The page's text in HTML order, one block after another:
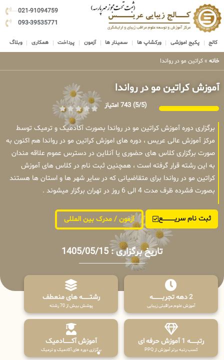
021-91094759
093-39535771
کالج پکیج اموزشی ورکشاپ ها سمینار ها آزمون پرداخت همکاری وبلاگ
خانه » کراتین مو در رواندا
آموزش کراتین مو در رواندا
(5/5) 743 امتیاز
برگزاری دوره آموزش کراتین مو در رواندا بصورت آکادمیک و ترمیک توسط
مرکز آموزش عالی عریس ، دوره های اموزش کراتین مو در رواندا هم اکنون به
صورت برگزاری کلاس های حضوری یا آنلاین در دسترس عموم علاقه مندان
به این رشته قرار گرفته است ، همچنین ثبت نام در کلاس های آموزش
کراتین مو در رواندا برای متقاضیانی که در سایر شهر ها و استان ها هستند
بصورت فشرده ظرف مدت 4 الی 6 روز در تهران برگزار میشوند .
ثبت نام سریــــــــــــع آزمون / مدرک بین المللی
تاریخ برگزاری : 1405/05/15
2 دهه تجربـــــــــه
آموزش علوم مراقبتی زیبایی
رشتـــــــه های منعطف
پوشش بیش از 70 رشته
رتبــــــه 1 آموزش حرفه ای
کسب رتبه برتر آموزش از PPQ
آموزش آکـــــــادمیک
برگزاری دوره های آکادمیک و ترمیک